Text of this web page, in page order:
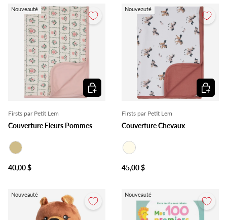
Nouveauté
Firsts par Petit Lem
Couverture Fleurs Pommes
40,00 $
Choisir les options
Nouveauté
Firsts par Petit Lem
Couverture Chevaux
45,00 $
Choisir
Nouveauté Nouveauté